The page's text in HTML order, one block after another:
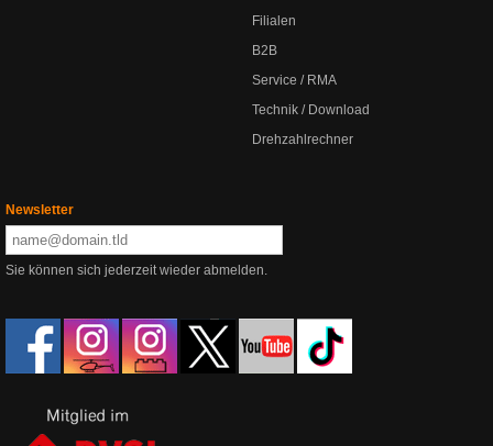
Filialen
B2B
Service / RMA
Technik / Download
Drehzahlrechner
Newsletter
Sie können sich jederzeit wieder abmelden.